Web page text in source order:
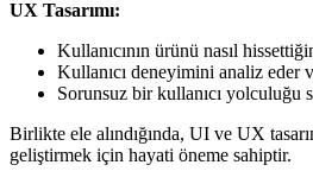
UX Tasarımı:
Kullanıcının ürünü nasıl
Kullanıcı deneyimini analiz eder
Sorunsuz bir kullanıcı yolculuğu
Birlikte ele alındığında, UI ve UX
geliştirmek için hayati öneme sahiptir.